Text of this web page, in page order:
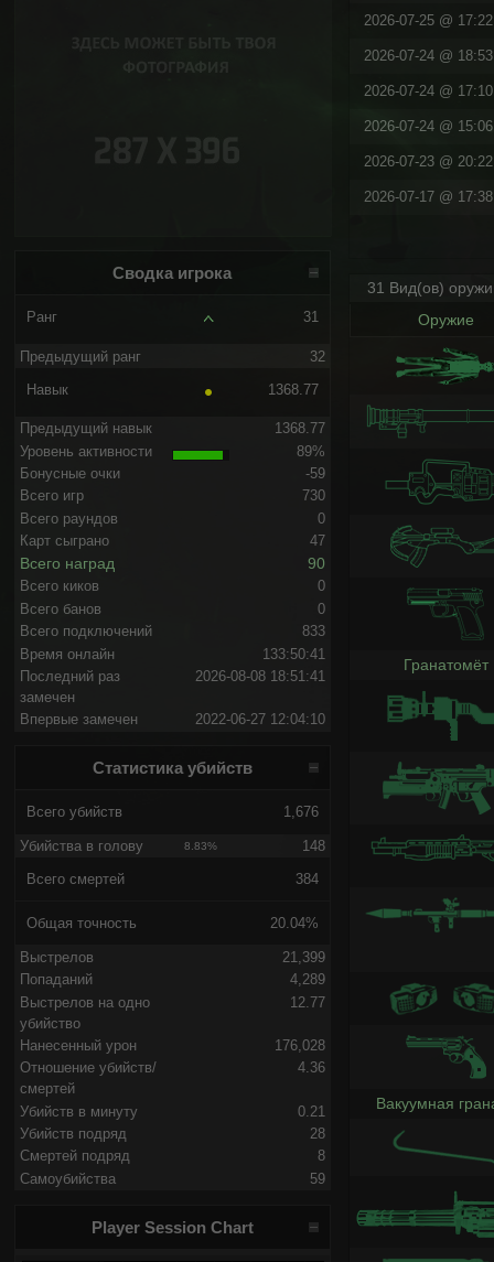
Сводка игрока
Ранг 31
Предыдущий ранг 32
Навык 1368.77
Предыдущий навык
1368.77
Уровень активности
89%
Бонусные очки
-59
Всего игр
730
Всего раундов
0
Карт сыграно
47
Всего наград 90
Всего киков
0
Всего банов
0
Всего подключений
833
Время онлайн
133:50:41
Последний раз
замечен
2026-08-08 18:51:41
Впервые замечен 2022-06-27 12:04:10
Статистика убийств
Всего убийств 1,676
Убийства в голову 8.83% 148
Всего смертей 384
Общая точность 20.04%
Выстрелов
21,399
Попаданий
4,289
Выстрелов на одно
убийство
12.77
Нанесенный урон
176,028
Отношение убийств/
смертей
4.36
Убийств в минуту
0.21
Убийств подряд
28
Смертей подряд
8
Самоубийства
59
Player Session Chart
2026-07-25 @
2026-07-24 @
2026-07-24 @
2026-07-24 @
2026-07-23 @
2026-07-17 @
31 Вид(ов)
Оружие
Гранатомёт
Вакуумная